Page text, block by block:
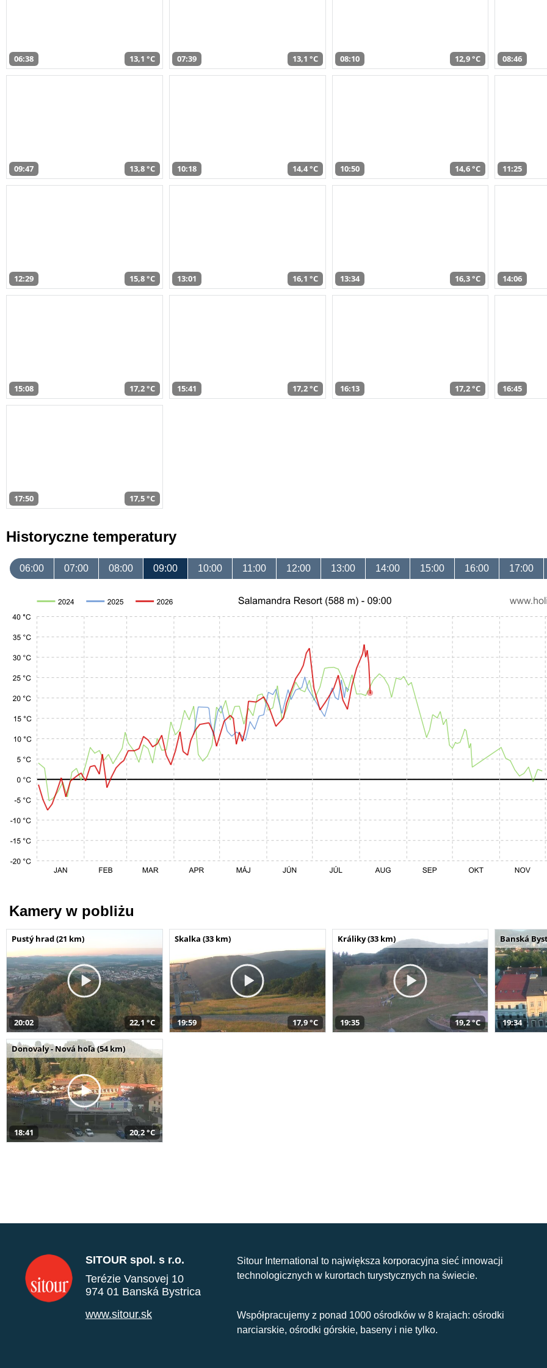
06:38 13,1 °C 07:39 13,1 °C 08:10 12,9 °C 08:46
09:47 13,8 °C 10:18 14,4 °C 10:50 14,6 °C 11:25
12:29 15,8 °C 13:01 16,1 °C 13:34 16,3 °C 14:06
15:08 17,2 °C 15:41 17,2 °C 16:13 17,2 °C 16:45
17:50 17,5 °C
Historyczne temperatury
06:00 07:00 08:00 09:00 10:00 11:00 12:00 13:00 14:00 15:00 16:00 17:00
Kamery w pobliżu
Pustý hrad (21 km)
20:02 22,1 °C
Skalka (33 km)
19:59 17,9 °C
Králiky (33 km)
19:35 19,2 °C
Banská
19:34
Donovaly - Nová hoľa (54 km)
18:41 20,2 °C
SITOUR spol. s r.o.
Terézie Vansovej 10
974 01 Banská Bystrica
www.sitour.sk
Sitour International to największa korporacyjna sieć innowacji
technologicznych w kurortach turystycznych na świecie.
Współpracujemy z ponad 1000 ośrodków w 8 krajach: ośrodki
narciarskie, ośrodki górskie, baseny i nie tylko.